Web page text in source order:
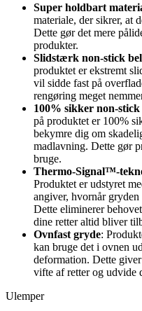
Super holdbart
materiale, der sikrer, at
Dette gør det mere
produkter.
Slidstærk non-stick
produktet er ekstremt
vil sidde fast på
rengøring meget
100% sikker non-
på produktet er 100%
bekymre dig om
madlavning. Dette gør
bruge.
Thermo-Signal™-
Produktet er udstyret
angiver, hvornår gryden
Dette eliminerer
dine retter altid bliver
Ovnfast gryde:
kan bruge det i ovnen
deformation. Dette
vifte af retter og udvide
Ulemper